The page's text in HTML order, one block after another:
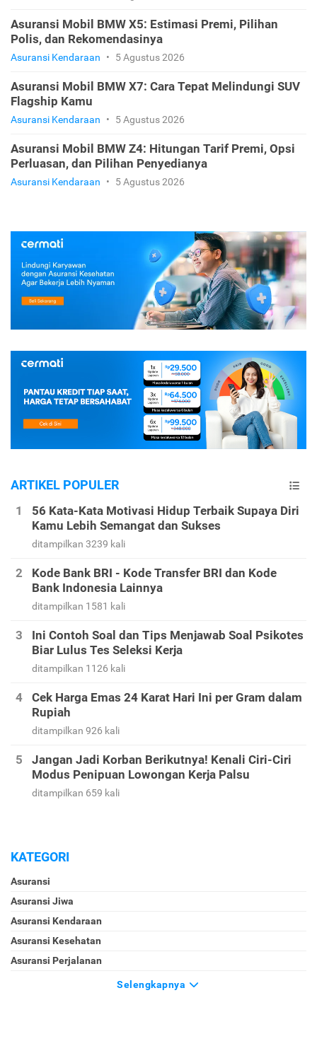
Asuransi Mobil BMW X5: Estimasi Premi, Pilihan
Polis, dan Rekomendasinya
Asuransi Kendaraan • 5 Agustus 2026
Asuransi Mobil BMW X7: Cara Tepat Melindungi SUV
Flagship Kamu
Asuransi Kendaraan • 5 Agustus 2026
Asuransi Mobil BMW Z4: Hitungan Tarif Premi, Opsi
Perluasan, dan Pilihan Penyedianya
Asuransi Kendaraan • 5 Agustus 2026
ARTIKEL POPULER
56 Kata-Kata Motivasi Hidup Terbaik Supaya Diri
Kamu Lebih Semangat dan Sukses
ditampilkan 3239 kali
Kode Bank BRI - Kode Transfer BRI dan Kode
Bank Indonesia Lainnya
ditampilkan 1581 kali
Ini Contoh Soal dan Tips Menjawab Soal Psikotes
Biar Lulus Tes Seleksi Kerja
ditampilkan 1126 kali
Cek Harga Emas 24 Karat Hari Ini per Gram dalam
Rupiah
ditampilkan 926 kali
Jangan Jadi Korban Berikutnya! Kenali Ciri-Ciri
Modus Penipuan Lowongan Kerja Palsu
ditampilkan 659 kali
KATEGORI
Asuransi
Asuransi Jiwa
Asuransi Kendaraan
Asuransi Kesehatan
Asuransi Perjalanan
Selengkapnya